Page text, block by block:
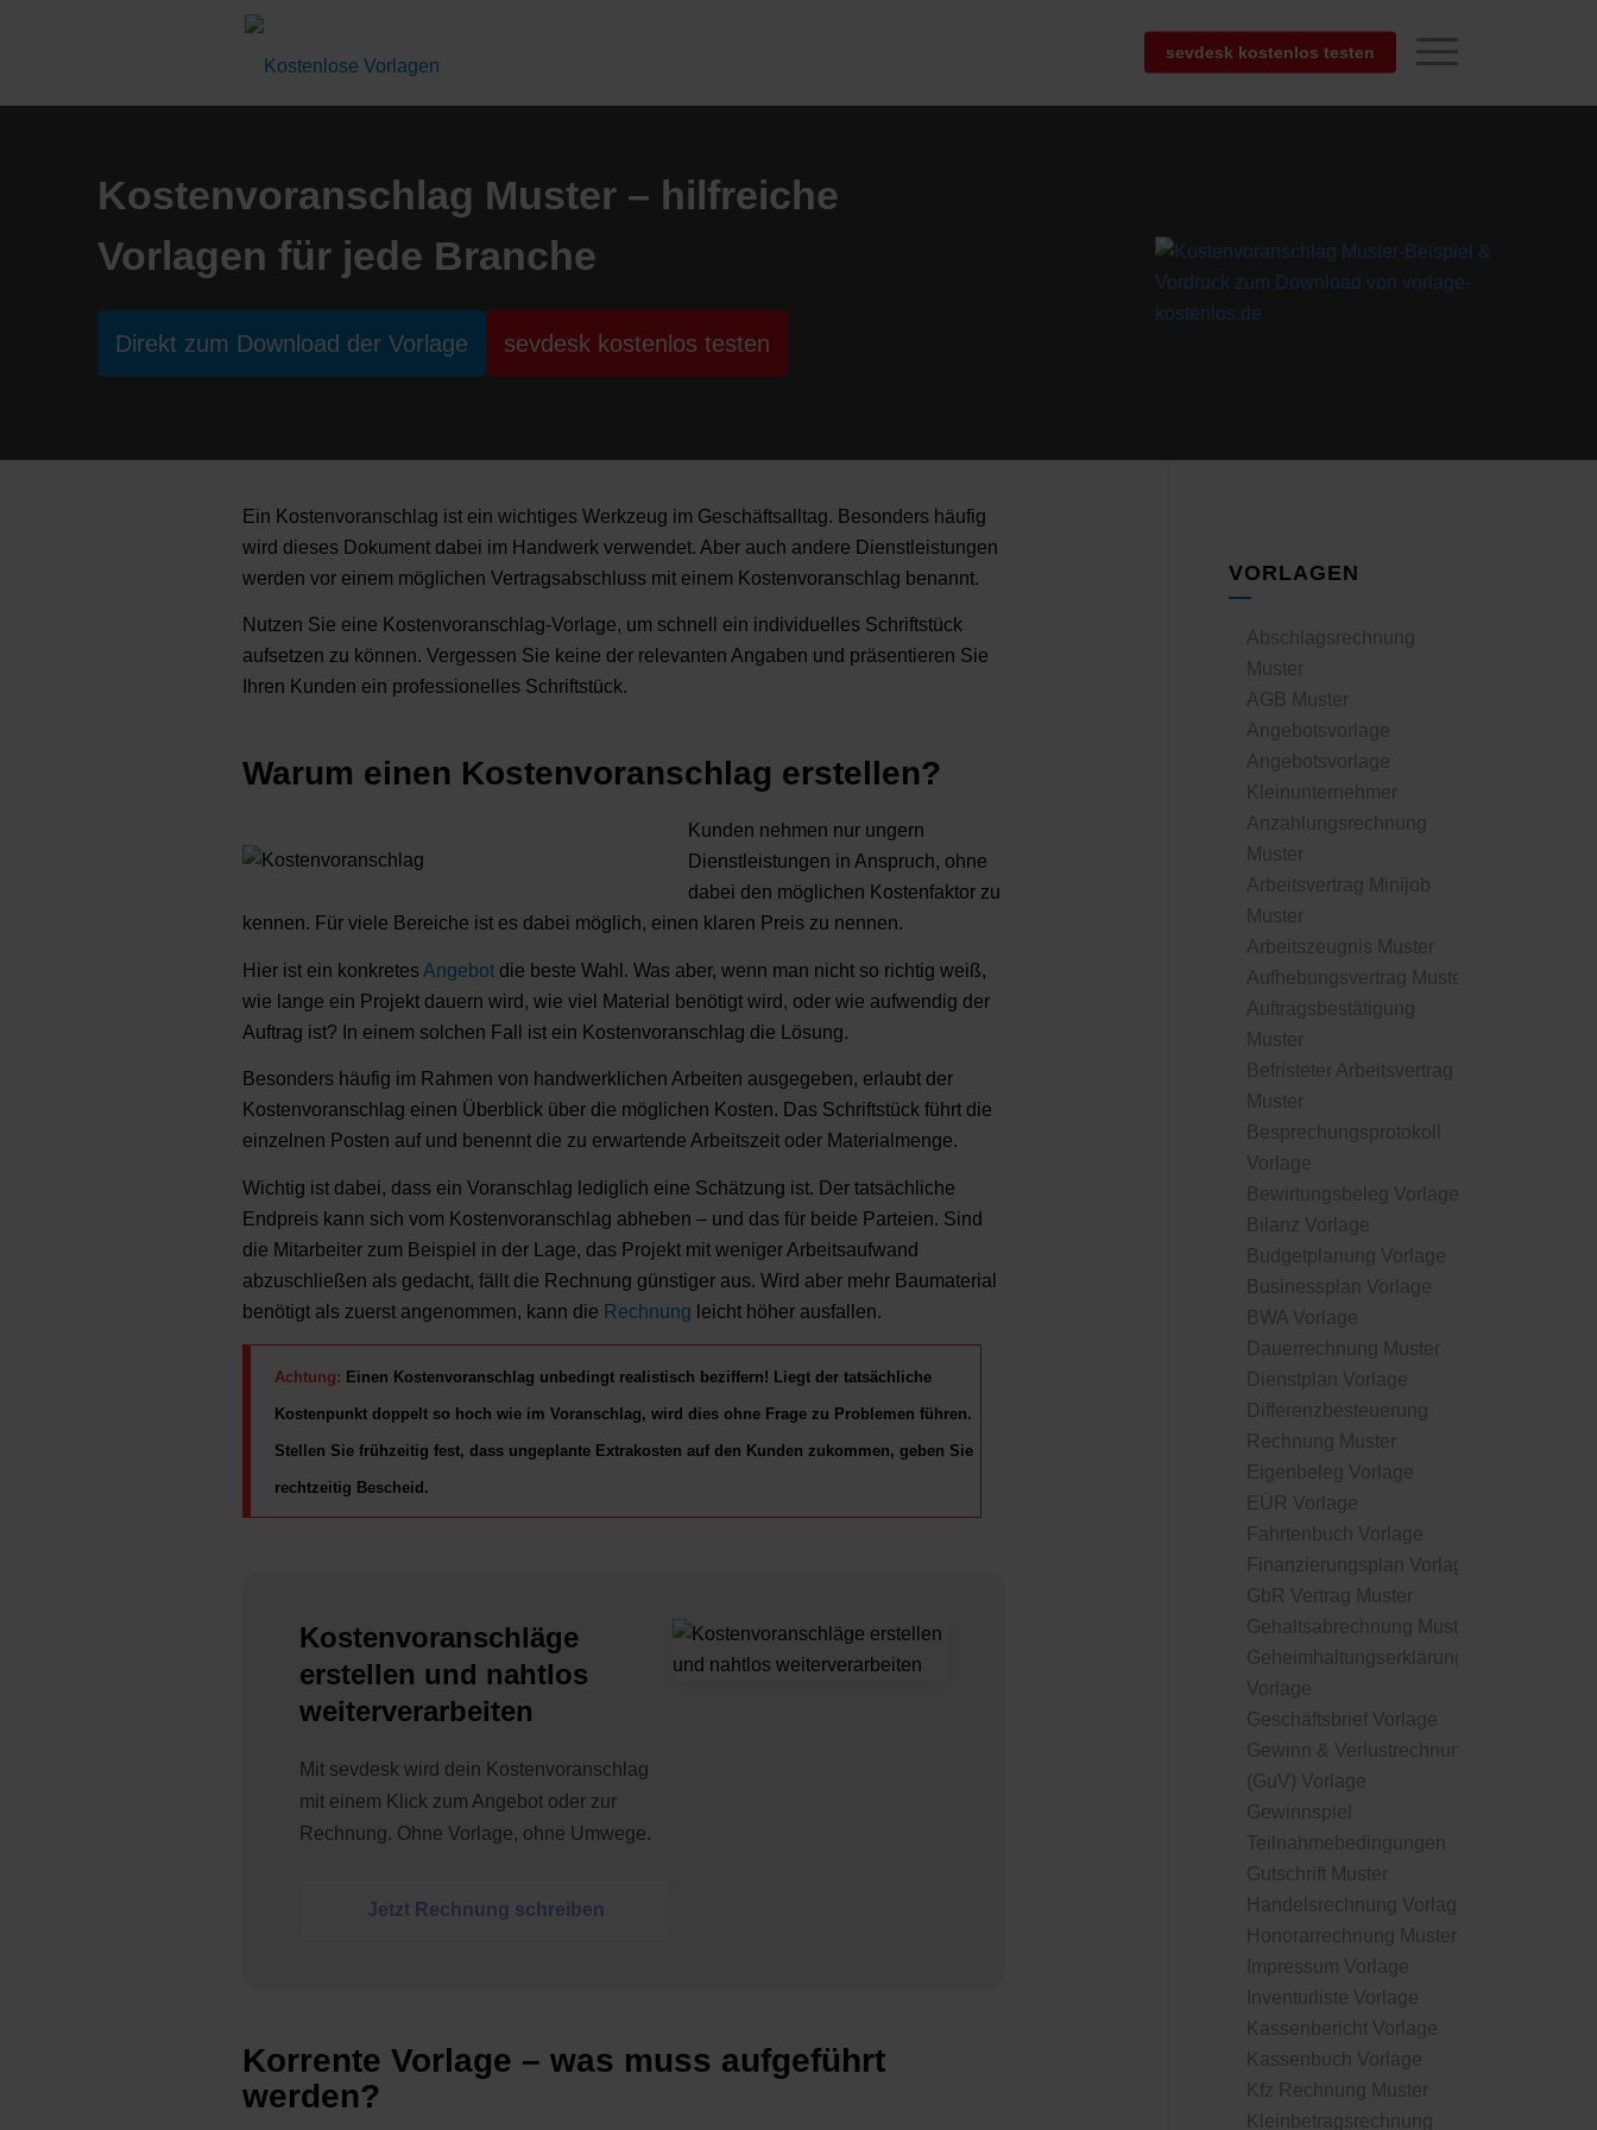
sevdesk kostenlos testen
Kostenvoranschlag Muster – hilfreiche
Vorlagen für jede Branche
Direkt zum Download der Vorlage sevdesk kostenlos testen
Ein Kostenvoranschlag ist ein wichtiges Werkzeug im Geschäftsalltag. Besonders häufig
wird dieses Dokument dabei im Handwerk verwendet. Aber auch andere Dienstleistungen
werden vor einem möglichen Vertragsabschluss mit einem Kostenvoranschlag benannt.
Nutzen Sie eine Kostenvoranschlag-Vorlage, um schnell ein individuelles Schriftstück
aufsetzen zu können. Vergessen Sie keine der relevanten Angaben und präsentieren Sie
Ihren Kunden ein professionelles Schriftstück.
Warum einen Kostenvoranschlag erstellen?
Kunden nehmen nur ungern
Dienstleistungen in Anspruch, ohne
dabei den möglichen Kostenfaktor zu
kennen. Für viele Bereiche ist es dabei möglich, einen klaren Preis zu nennen.
Hier ist ein konkretesAngebotdie beste Wahl. Was aber, wenn man nicht so richtig weiß,
wie lange ein Projekt dauern wird, wie viel Material benötigt wird, oder wie aufwendig der
Auftrag ist? In einem solchen Fall ist ein Kostenvoranschlag die Lösung.
Besonders häufig im Rahmen von handwerklichen Arbeiten ausgegeben, erlaubt der
Kostenvoranschlag einen Überblick über die möglichen Kosten. Das Schriftstück führt die
einzelnen Posten auf und benennt die zu erwartende Arbeitszeit oder Materialmenge.
Wichtig ist dabei, dass ein Voranschlag lediglich eine Schätzung ist. Der tatsächliche
Endpreis kann sich vom Kostenvoranschlag abheben – und das für beide Parteien. Sind
die Mitarbeiter zum Beispiel in der Lage, das Projekt mit weniger Arbeitsaufwand
abzuschließen als gedacht, fällt die Rechnung günstiger aus. Wird aber mehr Baumaterial
benötigt als zuerst angenommen, kann die Rechnung leicht höher ausfallen.
Achtung: Einen Kostenvoranschlag unbedingt realistisch beziffern! Liegt der tatsächliche
Kostenpunkt doppelt so hoch wie im Voranschlag, wird dies ohne Frage zu Problemen führen.
Stellen Sie frühzeitig fest, dass ungeplante Extrakosten auf den Kunden zukommen, geben Sie
rechtzeitig Bescheid.
Kostenvoranschläge
erstellen und nahtlos
weiterverarbeiten
Mit sevdesk wird dein Kostenvoranschlag
mit einem Klick zum Angebot oder zur
Rechnung. Ohne Vorlage, ohne Umwege.
Jetzt Rechnung schreiben
Korrente Vorlage – was muss aufgeführt
werden?
VORLAGEN
Abschlagsrechnung
Muster
AGB Muster
Angebotsvorlage
Angebotsvorlage
Kleinunternehmer
Anzahlungsrechnung
Muster
Arbeitsvertrag Minijob
Muster
Arbeitszeugnis Muster
Aufhebungsvertrag Muster
Auftragsbestätigung
Muster
Befristeter Arbeitsvertrag
Muster
Besprechungsprotokoll
Vorlage
Bewirtungsbeleg Vorlage
Bilanz Vorlage
Budgetplanung Vorlage
Businessplan Vorlage
BWA Vorlage
Dauerrechnung Muster
Dienstplan Vorlage
Differenzbesteuerung
Rechnung Muster
Eigenbeleg Vorlage
EÜR Vorlage
Fahrtenbuch Vorlage
Finanzierungsplan Vorlage
GbR Vertrag Muster
Gehaltsabrechnung Muster
Geheimhaltungserklärung
Vorlage
Geschäftsbrief Vorlage
Gewinn & Verlustrechnung
(GuV) Vorlage
Gewinnspiel
Teilnahmebedingungen
Gutschrift Muster
Handelsrechnung Vorlage
Honorarrechnung Muster
Impressum Vorlage
Inventurliste Vorlage
Kassenbericht Vorlage
Kassenbuch Vorlage
Kfz Rechnung Muster
Kleinbetragsrechnung